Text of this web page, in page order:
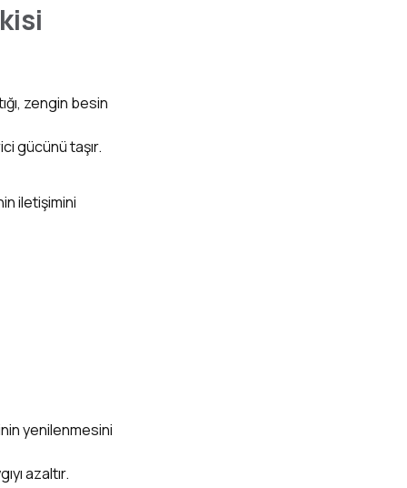
zengin besin
gücünü taşır.
iletişimini
yenilenmesini
azaltır.